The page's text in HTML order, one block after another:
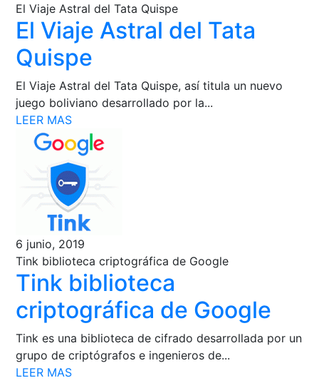
El Viaje Astral del Tata Quispe
El Viaje Astral del Tata
Quispe
El Viaje Astral del Tata Quispe, así titula un nuevo
juego boliviano desarrollado por la...
LEER MAS
6 junio, 2019
Tink biblioteca criptográfica de Google
Tink biblioteca
criptográfica de Google
Tink es una biblioteca de cifrado desarrollada por un
grupo de criptógrafos e ingenieros de...
LEER MAS